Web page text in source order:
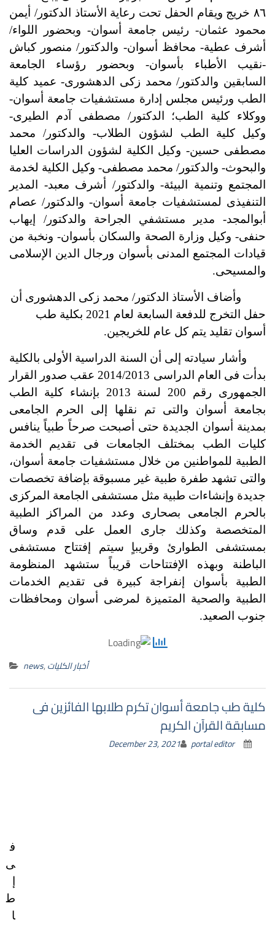
٨٦ خريج ويقام الحفل تحت رعاية الأستاذ الدكتور/ أيمن
محمود عثمان- رئيس جامعة أسوان- وبحضور اللواء/
أشرف عطية- محافظ أسوان- والدكتور/ منصور كباش
-نقيب الأطباء بأسوان- وبحضور رؤساء الجامعة
السابقين والدكتور/ محمد زكى الدهشورى- عميد كلية
الطب ورئيس مجلس إدارة مستشفيات جامعة ‏أسوان-
ووكلاء كلية الطب؛
الدكتور/ مصطفى آدم الطيرى-
وكيل كلية الطب لشؤون الطلاب- والدكتور/ محمد
مصطفى حسين- وكيل الكلية لشؤون الدراسات العليا
والبحوث- والدكتور/ محمد مصطفى- وكيل الكلية لخدمة
المجتمع وتنمية البيئة- والدكتور/ أشرف معبد- ‏المدير
التنفيذى لمستشفيات جامعة أسوان- والدكتور/ عصام
أبوالمجد- مدير مستشفي الجراحة والدكتور/ إيهاب
حنفى- وكيل وزارة الصحة والسكان بأسوان- ونخبة من
قيادات المجتمع المدنى بأسوان ورجال الدين الإسلامى
والمسيحى.
وأضاف الأستاذ الدكتور/ محمد زكى الدهشورى أن
حفل التخرج للدفعة ‏السابعة لعام 2021 بكلية طب
أسوان تقليد يتم كل عام للخريجين.
وأشار سيادته إلى أن السنة الدراسية الأولى بالكلية
بدأت فى ‏العام الدراسى 2014/2013 عقب صدور القرار
الجمهورى رقم 200 لسنة 2013 بإنشاء ‏كلية الطب
بجامعة أسوان والتى تم نقلها إلى الحرم الجامعى
بمدينة أسوان الجديدة حتى أصبحت صرحاً طبياً ينافس
كليات الطب بمختلف الجامعات فى تقديم الخدمة
الطبية للمواطنين من خلال مستشفيات جامعة أسوان،
والتى تشهد طفرة طبية غير مسبوقة بإضافة تخصصات
جديدة وإنشاءات طبية مثل مستشفى الجامعة المركزى
بالحرم الجامعى بصحارى وعدد من المراكز الطبية
المتخصصة وكذلك جارى العمل على قدم وساق
بمستشفى الطوارئ وقريباٍ سيتم إفتتاح مستشفى
الباطنة وبهذه الإفتتاحات قريباً ستشهد المنظومة
الطبية بأسوان إنفراجة كبيرة فى تقديم الخدمات
الطبية والصحية المتميزة لمرضى أسوان ومحافظات
جنوب الصعيد.
news,أخبار الكليات
كلية طب جامعة أسوان تكرم طلابها الفائزين فى
مسابقة القرآن الكريم
December 23, 2021 portal editor
ف
ى
إ
ط
ا